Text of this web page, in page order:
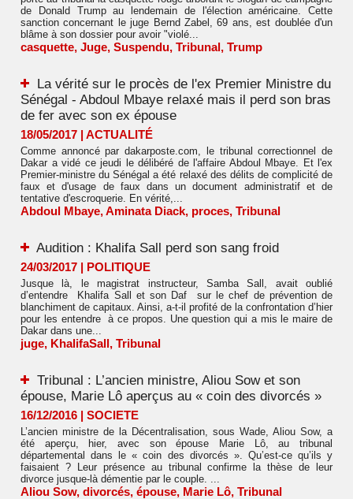
de Donald Trump au lendemain de l'élection américaine. Cette
sanction concernant le juge Bernd Zabel, 69 ans, est doublée d'un
blâme à son dossier pour avoir "violé...
casquette, Juge, Suspendu, Tribunal, Trump
La vérité sur le procès de l'ex Premier Ministre du
Sénégal - Abdoul Mbaye relaxé mais il perd son bras
de fer avec son ex épouse
18/05/2017 | ACTUALITÉ
Comme annoncé par dakarposte.com, le tribunal correctionnel de
Dakar a vidé ce jeudi le délibéré de l'affaire Abdoul Mbaye. Et l'ex
Premier-ministre du Sénégal a été relaxé des délits de complicité de
faux et d'usage de faux dans un document administratif et de
tentative d'escroquerie. En vérité,...
Abdoul Mbaye,Aminata Diack, proces, Tribunal
Audition : Khalifa Sall perd son sang froid
24/03/2017 | POLITIQUE
Jusque là, le magistrat instructeur, Samba Sall, avait oublié
d’entendre Khalifa Sall et son Daf sur le chef de prévention de
blanchiment de capitaux. Ainsi, a-t-il profité de la confrontation d’hier
pour les entendre à ce propos. Une question qui a mis le maire de
Dakar dans une...
juge, KhalifaSall, Tribunal
Tribunal : L’ancien ministre, Aliou Sow et son
épouse, Marie Lô aperçus au « coin des divorcés »
16/12/2016 | SOCIETE
L’ancien ministre de la Décentralisation, sous Wade, Aliou Sow, a
été aperçu, hier, avec son épouse Marie Lô, au tribunal
départemental dans le « coin des divorcés ». Qu’est-ce qu’ils y
faisaient ? Leur présence au tribunal confirme la thèse de leur
divorce jusque-là démentie par le couple. ...
Aliou Sow, divorcés, épouse, Marie Lô, Tribunal